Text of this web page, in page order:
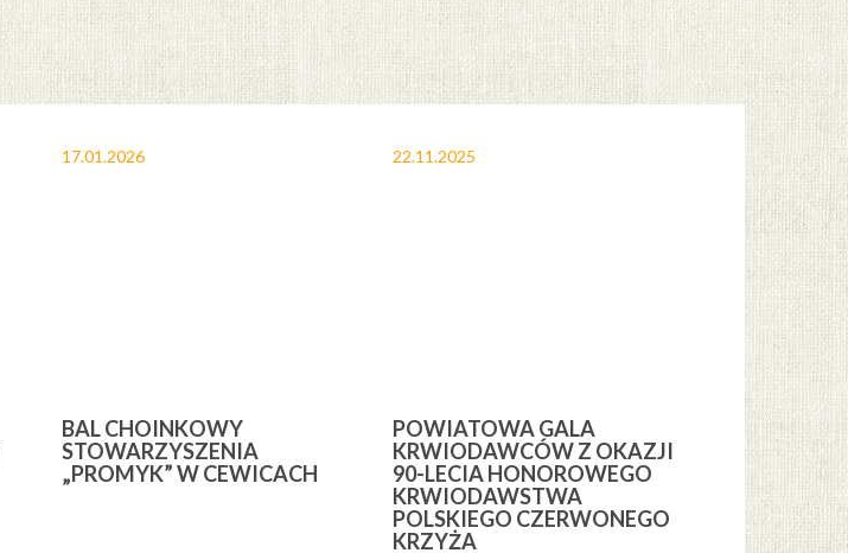
17.01.2026
BAL CHOINKOWY
STOWARZYSZENIA
„PROMYK” W CEWICACH
22.11.2025
POWIATOWA GALA
KRWIODAWCÓW Z OKAZJI
90-LECIA HONOROWEGO
KRWIODAWSTWA
POLSKIEGO CZERWONEGO
KRZYŻA
12.11.2025
OBCHODY
ŚWIĘTA
GMINIE